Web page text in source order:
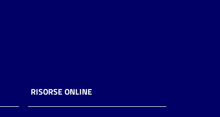
RISORSE ONLINE